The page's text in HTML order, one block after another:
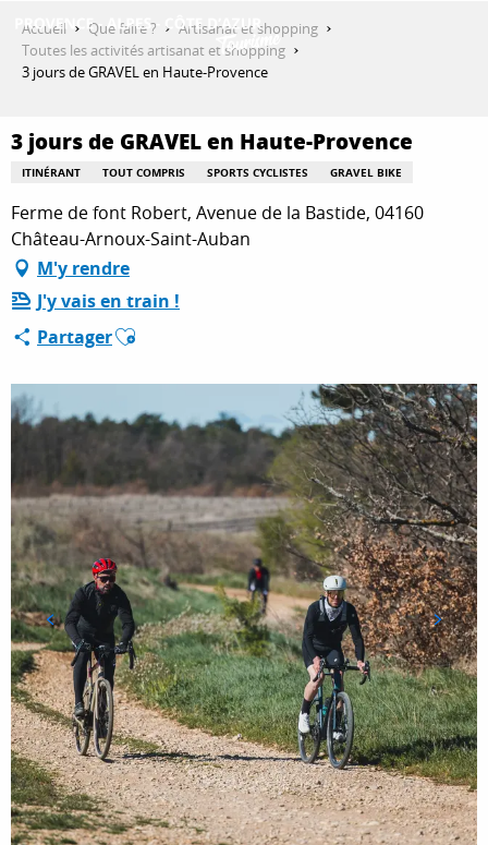
contenu
QUE FAIRE ?
SÉJOURNER
ESPACE PRO
Accueil Que faire ?
Artisanat et shopping
Toutes les activités artisanat et shopping
3 jours de GRAVEL en Haute-Provence
3 jours de GRAVEL en Haute-Provence
ITINÉRANT TOUT COMPRIS SPORTS CYCLISTES GRAVEL BIKE
Ferme de font Robert, Avenue de la Bastide, 04160
Château-Arnoux-Saint-Auban
M'y rendre
J'y vais en train !
PartagerAjouter aux favoris